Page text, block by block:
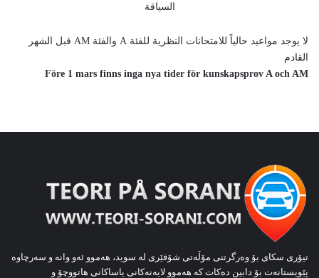
السياقة
لا يوجد مواعيد حالياً للامتحانات النظرية للفئة A والفئة AM قبل الشهر
القادم
Före 1 mars finns inga nya tider för kunskapsprov A och AM
تیۆری سکای بۆ وەرگرتنی مۆڵەتی شۆفێری لە سوید، هەموو ئەو وانە و سەرچاوە
پێویستانەت بۆ دابین دەکات کە هەموو لایەنەکانی یاساکانی هاتووچۆ و